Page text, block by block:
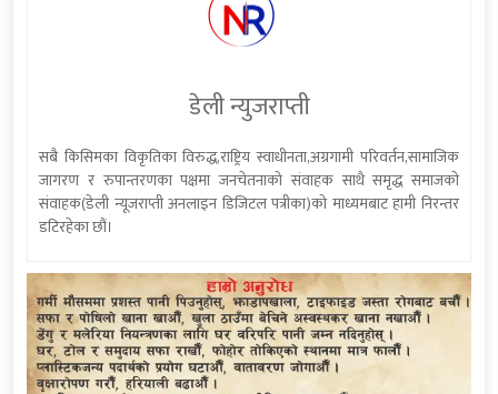
डेली न्युजराप्ती
सबै किसिमका विकृतिका विरुद्ध,राष्ट्रिय स्वाधीनता,अग्रगामी परिवर्तन,सामाजिक
जागरण र रुपान्तरणका पक्षमा जनचेतनाको संवाहक साथै समृद्ध समाजको
संवाहक(डेली न्यूजराप्ती अनलाइन डिजिटल पत्रीका)को माध्यमबाट हामी निरन्तर
डटिरहेका छौं।